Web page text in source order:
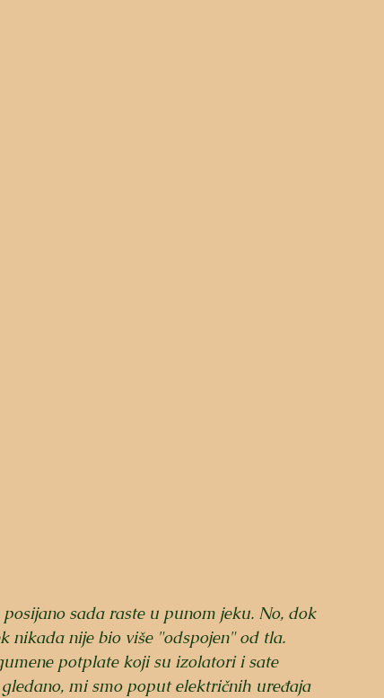
sada raste u punom jeku. No, dok
nikada nije bio više "odspojen" od tla.
potplate koji su izolatori i sate
mi smo poput električnih uređaja